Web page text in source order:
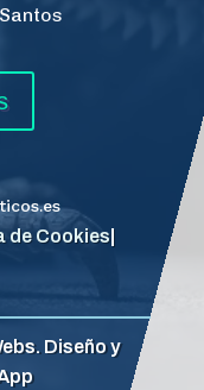
de Cookies|
Diseño y